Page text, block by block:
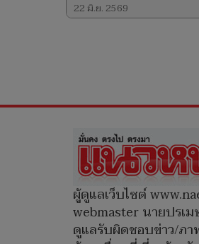
22 มิ.ย. 2569
ผู้ดูแลเว็บไซต์
webmaster นายปรเม
ดูแลรับผิดชอบข่าว/ภ